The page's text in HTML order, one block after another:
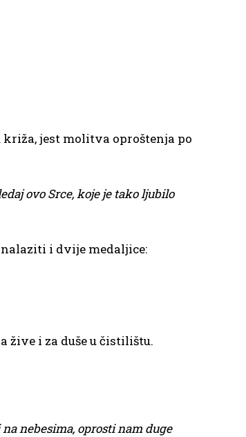
jest molitva oproštenja po
ovo Srce, koje je tako ljubilo
i dvije medaljice:
žive i za duše u čistilištu.
na nebesima, oprosti nam duge